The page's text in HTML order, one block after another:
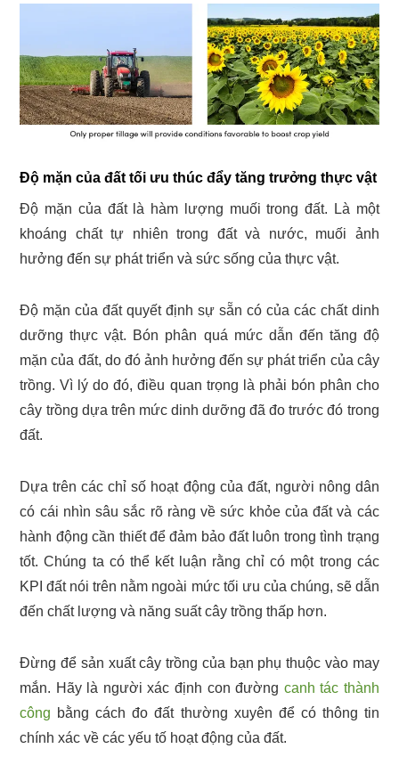
Độ mặn của đất tối ưu thúc đẩy tăng trưởng thực vật
Độ mặn của đất là hàm lượng muối trong đất. Là một
khoáng chất tự nhiên trong đất và nước, muối ảnh
hưởng đến sự phát triển và sức sống của thực vật.
Độ mặn của đất quyết định sự sẵn có của các chất dinh
dưỡng thực vật. Bón phân quá mức dẫn đến tăng độ
mặn của đất, do đó ảnh hưởng đến sự phát triển của cây
trồng. Vì lý do đó, điều quan trọng là phải bón phân cho
cây trồng dựa trên mức dinh dưỡng đã đo trước đó trong
đất.
Dựa trên các chỉ số hoạt động của đất, người nông dân
có cái nhìn sâu sắc rõ ràng về sức khỏe của đất và các
hành động cần thiết để đảm bảo đất luôn trong tình trạng
tốt. Chúng ta có thể kết luận rằng chỉ có một trong các
KPI đất nói trên nằm ngoài mức tối ưu của chúng, sẽ dẫn
đến chất lượng và năng suất cây trồng thấp hơn.
Đừng để sản xuất cây trồng của bạn phụ thuộc vào may
mắn. Hãy là người xác định con đường canh tác thành
công bằng cách đo đất thường xuyên để có thông tin
chính xác về các yếu tố hoạt động của đất.